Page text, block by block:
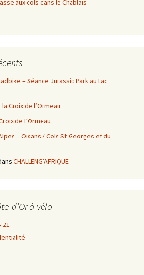
aux cols dans le Chablais
– Séance Jurassic Park au Lac
la Croix de l’Ormeau
de l’Ormeau
– Oisans / Cols St-Georges et du
CHALLENG’AFRIQUE
d’Or à vélo
21